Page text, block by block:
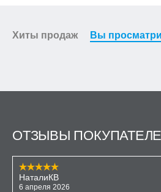
Хиты продаж Вы
ОТЗЫВЫ
НаталиКВ
6 апреля 2026